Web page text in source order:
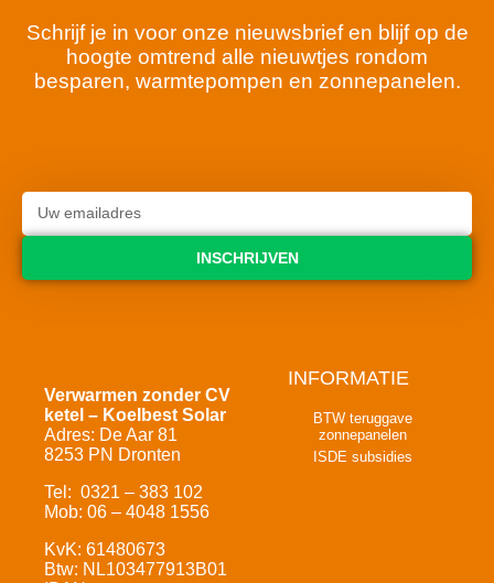
Schrijf je in voor onze nieuwsbrief en blijf op de
hoogte omtrend alle nieuwtjes rondom
besparen, warmtepompen en zonnepanelen.
INSCHRIJVEN
Verwarmen zonder CV
ketel – Koelbest Solar
Adres: De Aar 81
8253 PN Dronten
Tel: 0321 – 383 102
Mob: 06 – 4048 1556
KvK: 61480673
Btw: NL103477913B01
INFORMATIE
BTW teruggave
zonnepanelen
ISDE subsidies